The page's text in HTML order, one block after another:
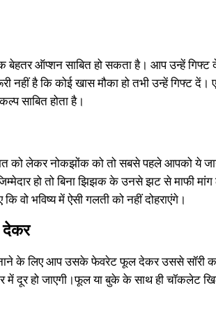
बेहतर ऑप्शन साबित हो सकता है। आप उन्हें
नहीं है कि कोई खास मौका हो तभी उन्हें गिफ्ट दें।
साबित होता है।
को लेकर नोकझोंक को तो सबसे पहले आपको ये
हो तो बिना झिझक के उनसे झट से माफी मांग
वो भविष्य में ऐसी गलती को नहीं दोहराएंगे।
देकर
के लिए आप उसके फेवरेट फूल देकर उससे सॉरी
में दूर हो जाएगी।फूल या बुके के साथ ही चॉकलेट